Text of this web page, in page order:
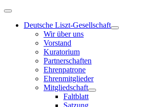
Deutsche Liszt-Gesellschaft
Wir über uns
Vorstand
Kuratorium
Partnerschaften
Ehrenpatrone
Ehrenmitglieder
Mitgliedschaft
Faltblatt
Satzung